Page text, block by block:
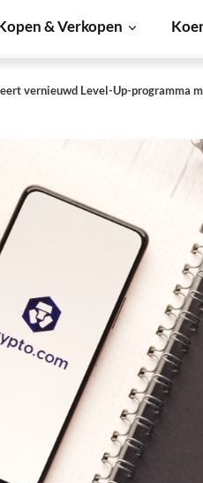
& Verkopen
vernieuwd Level-Up-programma